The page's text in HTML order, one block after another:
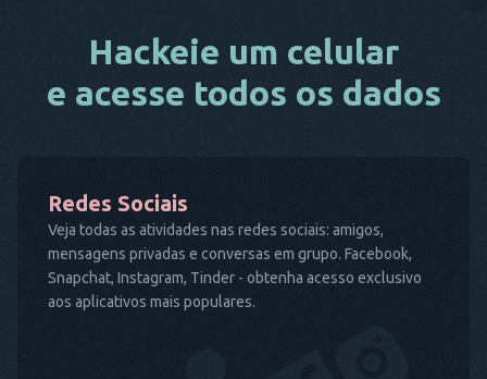
Hackeie um celular
e acesse todos os dados
Redes Sociais
Veja todas as atividades nas redes sociais: amigos,
mensagens privadas e conversas em grupo. Facebook,
Snapchat, Instagram, Tinder - obtenha acesso exclusivo
aos aplicativos mais populares.